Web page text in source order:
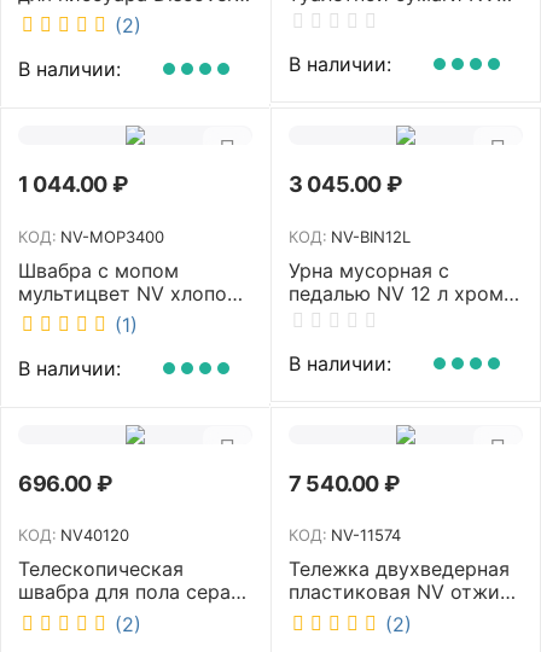
аромат Queen DSR
7381-2
(2)
В наличии:
белый MJ1 NV
В наличии:
1 044.00₽
КОД: NV-MOP3400
Швабра с мопом
мультицвет NV хлопок
40 см NV-MOP3400
(1)
В наличии:
3 045.00₽
КОД: NV-BIN12L
Урна мусорная с
педалью NV 12 л хром
NV-BIN12L
В наличии:
696.00₽
КОД: NV40120
Телескопическая
швабра для пола серая
NV микрофибра 42 см
NV40120
(2)
7 540.00₽
КОД: NV-11574
Тележка двухведерная
пластиковая NV отжим
2х23л NV-11574
(2)